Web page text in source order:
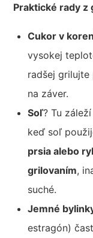
Praktické rady z
Cukor v
vysokej
radšej grilujte
na záver.
Soľ? Tu
keď soľ
prsia alebo
grilovaním,
suché.
Jemné
estragón)